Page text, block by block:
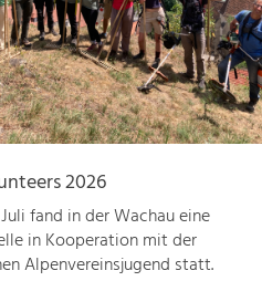
2026
fand in der Wachau eine
in Kooperation mit der
Alpenvereinsjugend statt.